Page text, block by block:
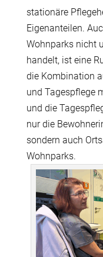
stationäre
Eigenanteilen.
Wohnparks nicht
handelt, ist eine
die Kombination
und Tagespflege
und die
nur die
sondern auch
Wohnparks.